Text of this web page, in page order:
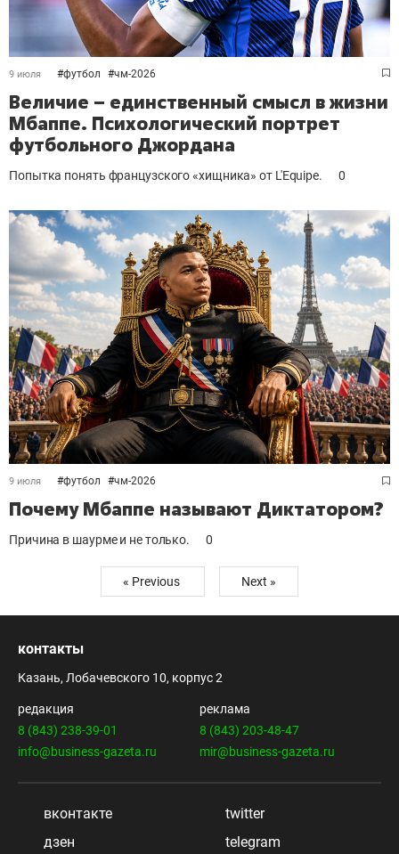
9 июля #футбол #чм-2026
Величие – единственный смысл в жизни
Мбаппе. Психологический портрет
футбольного Джордана
Попытка понять французского «хищника» от L'Equipe. 0
9 июля #футбол #чм-2026
Почему Мбаппе называют Диктатором?
Причина в шаурме и не только. 0
« Previous Next »
контакты
Казань, Лобачевского 10, корпус 2
редакция
8 (843) 238-39-01
info@business-gazeta.ru
реклама
8 (843) 203-48-47
mir@business-gazeta.ru
вконтакте
twitter
дзен
telegram